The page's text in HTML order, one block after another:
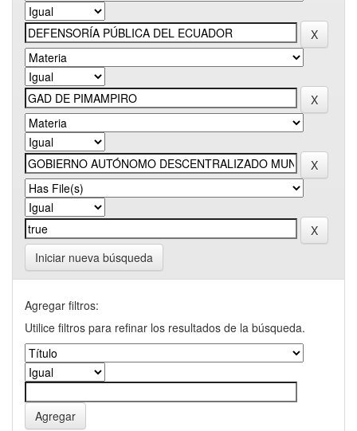
Iniciar nueva búsqueda
Agregar filtros:
Utilice filtros para refinar los resultados de la búsqueda.